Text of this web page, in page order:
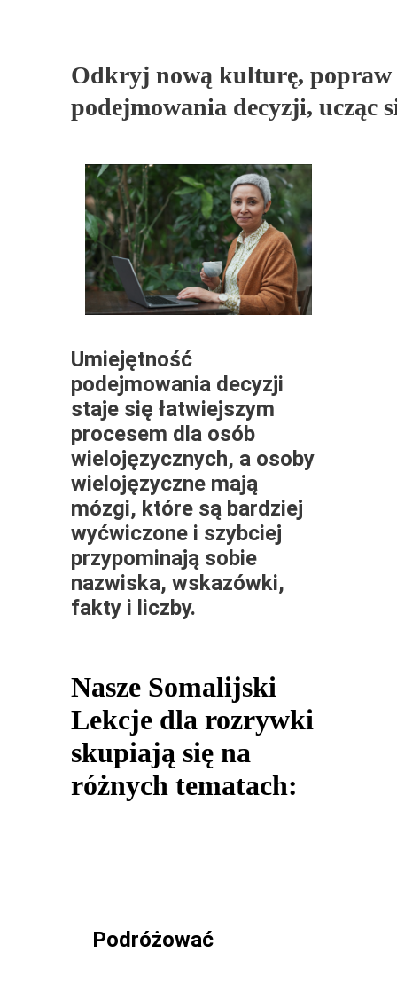
Odkryj nową kulturę, popraw
podejmowania decyzji, ucząc
Umiejętność
podejmowania decyzji
staje się łatwiejszym
procesem dla osób
wielojęzycznych, a osoby
wielojęzyczne mają
mózgi, które są bardziej
wyćwiczone i szybciej
przypominają sobie
nazwiska, wskazówki,
fakty i liczby.
Nasze Somalijski
Lekcje dla rozrywki
skupiają się na
różnych tematach:
Podróżować